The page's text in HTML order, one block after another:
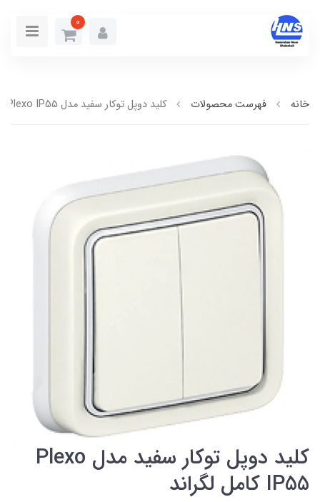
0
خانه فهرست محصولات کليد دوپل توکار سفيد مدل Plexo IP55 کامل لگراند
کليد دوپل توکار سفيد مدل Plexo
IP55 کامل لگراند